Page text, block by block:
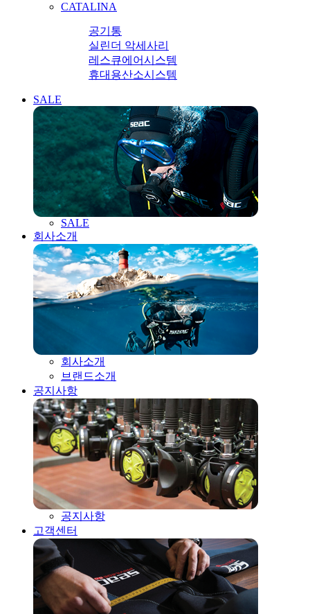
CATALINA
공기통
실린더 악세사리
레스큐에어시스템
휴대용산소시스템
SALE
SALE
회사소개
회사소개
브랜드소개
공지사항
공지사항
고객센터